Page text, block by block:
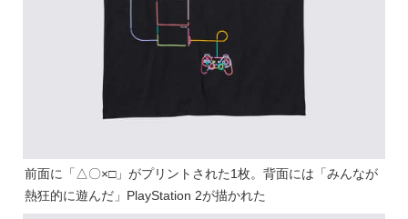
前面に「△〇×□」がプリントされた1枚。背面には「みんなが
熱狂的に遊んだ」PlayStation 2が描かれた